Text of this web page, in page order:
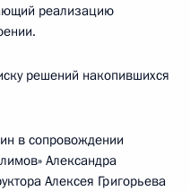
реализацию
решений накопившихся
в сопровождении
Александра
Алексея Григорьева